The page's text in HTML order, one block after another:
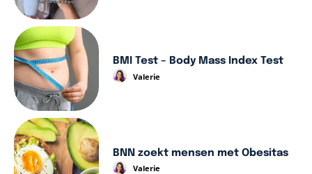
BMI Test – Body Mass Index Test
Valerie
BNN zoekt mensen met Obesitas
Valerie